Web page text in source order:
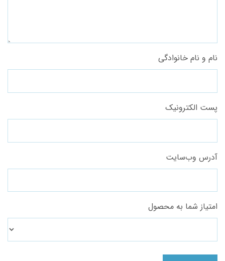
نام و نام خانوادگی
پست الکترونیک
آدرس وب‌سایت
امتیاز شما به محصول